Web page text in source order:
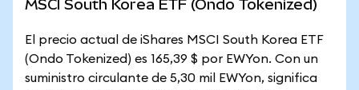
MSCI South Korea ETF (Ondo Tokenized)
El precio actual de iShares MSCI South Korea ETF
(Ondo Tokenized) es 165,39 $ por EWYon. Con un
suministro circulante de 5,30 mil EWYon, significa